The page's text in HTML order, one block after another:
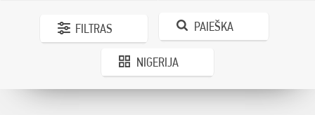
FILTRAS PAIEŠKA
NIGERIJA